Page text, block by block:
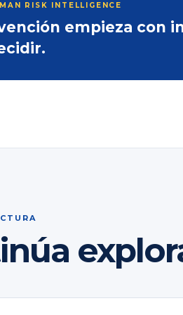
RISK INTELLIGENCE
empieza con